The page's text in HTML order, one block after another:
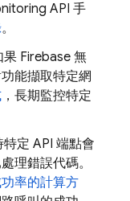
API 手
。
果 Firebase 無
能擷取特定網
，長期監控特定
特定 API 端點會
理錯誤代碼。
率的計算方